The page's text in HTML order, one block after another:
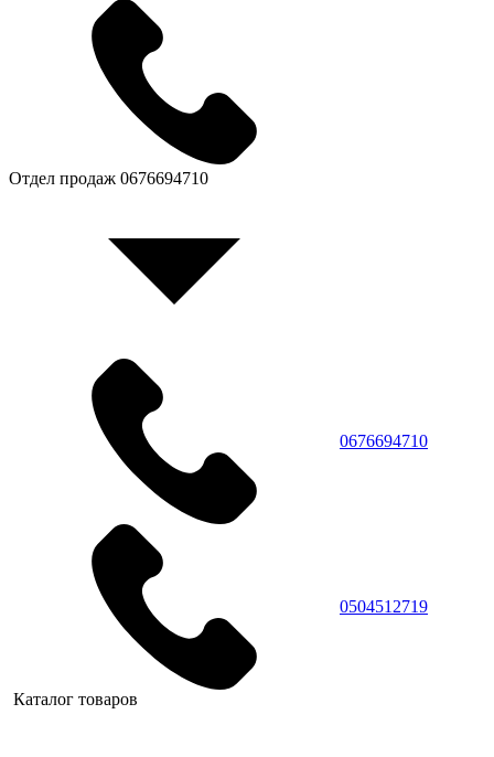
Отдел продаж 0676694710
0676694710
0504512719
Каталог товаров